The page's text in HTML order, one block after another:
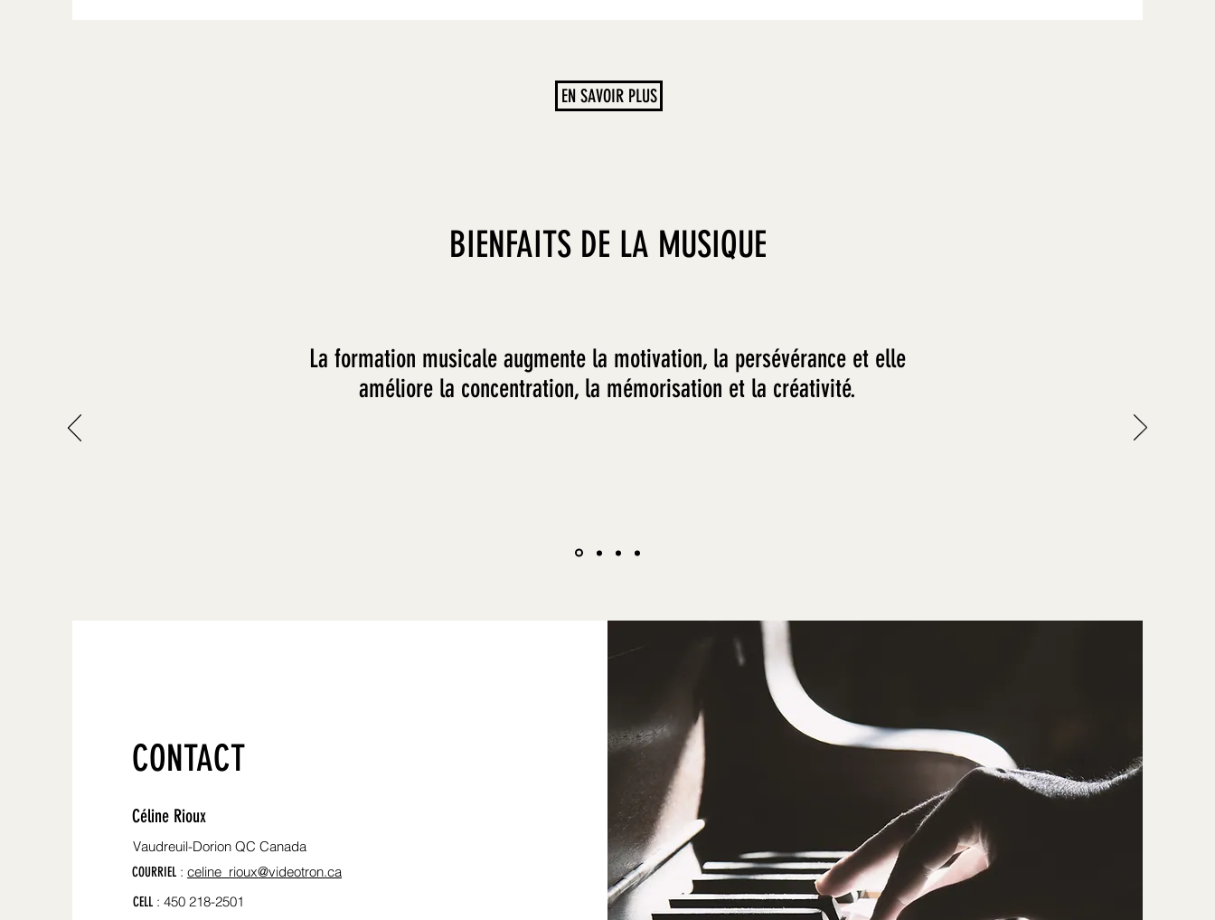
EN SAVOIR PLUS
BIENFAITS DE LA MUSIQUE
La formation musicale augmente la motivation, la persévérance et elle
améliore la concentration, la mémorisation et la créativité.
CONTACT
Céline Rioux
Vaudreuil-Dorion QC Canada
COURRIEL : celine_rioux@videotron.ca
CELL : 450 218-2501